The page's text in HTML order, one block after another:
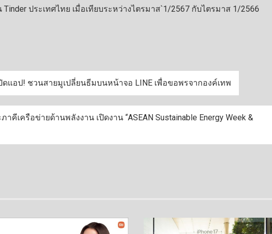
ประเทศไทย เมื่อเทียบระหว่างไตรมาส`1/2567 กับไตรมาส 1/2566
ดแอป! ชวนสายมูเปลี่ยนธีมบนหน้าจอ LINE เพื่อขอพรจากองค์เทพ
เครือข่ายด้านพลังงาน เปิดงาน “ASEAN Sustainable Energy Week &